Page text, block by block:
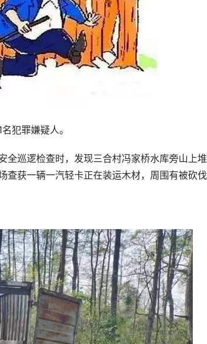
犯罪嫌疑人。
巡逻检查时，发现三合村冯家桥水库旁山上
查获一辆一汽轻卡正在装运木材，周围有被砍